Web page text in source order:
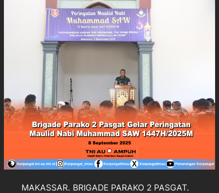
MAKASSAR. BRIGADE PARAKO 2 PASGAT.